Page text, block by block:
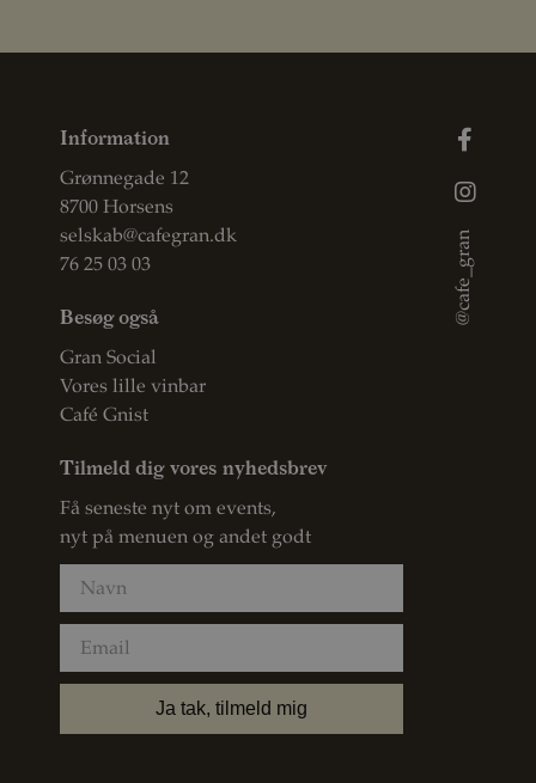
Information
Grønnegade 12
8700 Horsens
selskab@cafegran.dk
76 25 03 03
Besøg også
Gran Social
Vores lille vinbar
Café Gnist
Tilmeld dig vores nyhedsbrev
Få seneste nyt om events,
nyt på menuen og andet godt
Ja tak, tilmeld mig
@cafe_gran